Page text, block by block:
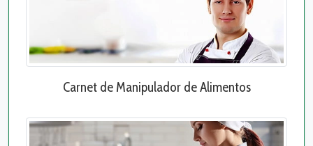
Carnet de Manipulador de Alimentos